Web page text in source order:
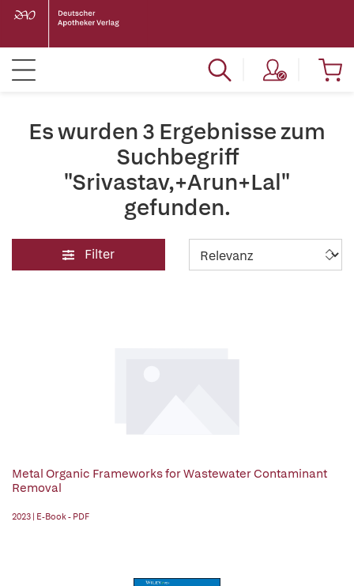
Es wurden 3 Ergebnisse zum
Suchbegriff
"Srivastav,+Arun+Lal"
gefunden.
Filter
Metal Organic Frameworks for Wastewater Contaminant
Removal
2023 | E-Book - PDF